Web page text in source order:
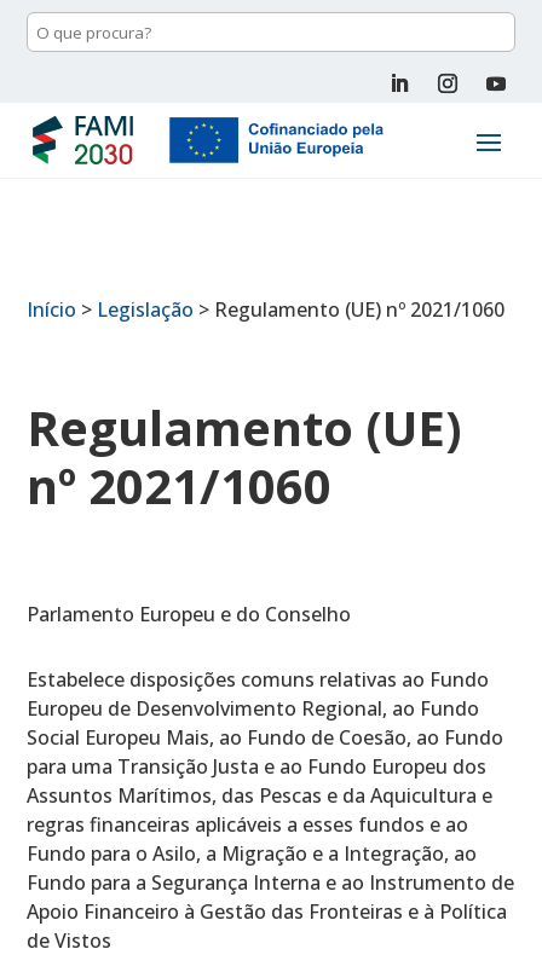
Início > Legislação > Regulamento (UE) nº 2021/1060
Regulamento (UE)
nº 2021/1060
Parlamento Europeu e do Conselho
Estabelece disposições comuns relativas ao Fundo
Europeu de Desenvolvimento Regional, ao Fundo
Social Europeu Mais, ao Fundo de Coesão, ao Fundo
para uma Transição Justa e ao Fundo Europeu dos
Assuntos Marítimos, das Pescas e da Aquicultura e
regras financeiras aplicáveis a esses fundos e ao
Fundo para o Asilo, a Migração e a Integração, ao
Fundo para a Segurança Interna e ao Instrumento de
Apoio Financeiro à Gestão das Fronteiras e à Política
de Vistos